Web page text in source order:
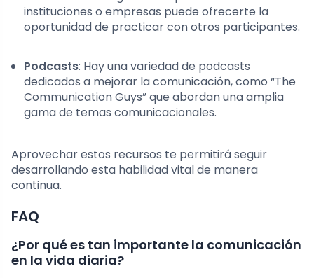
instituciones o empresas puede ofrecerte la
oportunidad de practicar con otros participantes.
Podcasts: Hay una variedad de podcasts
dedicados a mejorar la comunicación, como “The
Communication Guys” que abordan una amplia
gama de temas comunicacionales.
Aprovechar estos recursos te permitirá seguir
desarrollando esta habilidad vital de manera
continua.
FAQ
¿Por qué es tan importante la comunicación
en la vida diaria?